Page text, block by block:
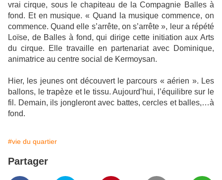
vrai cirque, sous le chapiteau de la Compagnie Balles à
fond. Et en musique. « Quand la musique commence, on
commence. Quand elle s’arrête, on s’arrête », leur a répété
Loïse, de Balles à fond, qui dirige cette initiation aux Arts
du cirque. Elle travaille en partenariat avec Dominique,
animatrice au centre social de Kermoysan.
Hier, les jeunes ont découvert le parcours « aérien ». Les
ballons, le trapèze et le tissu. Aujourd’hui, l’équilibre sur le
fil. Demain, ils jongleront avec battes, cercles et balles,…à
fond.
#vie du quartier
Partager